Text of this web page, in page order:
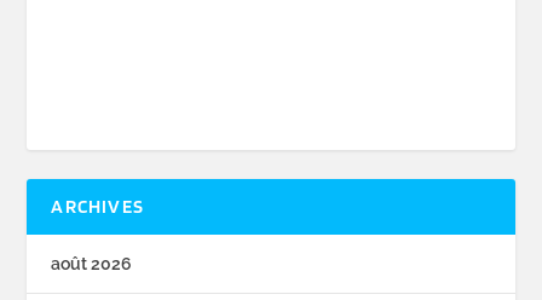
ARCHIVES
août 2026